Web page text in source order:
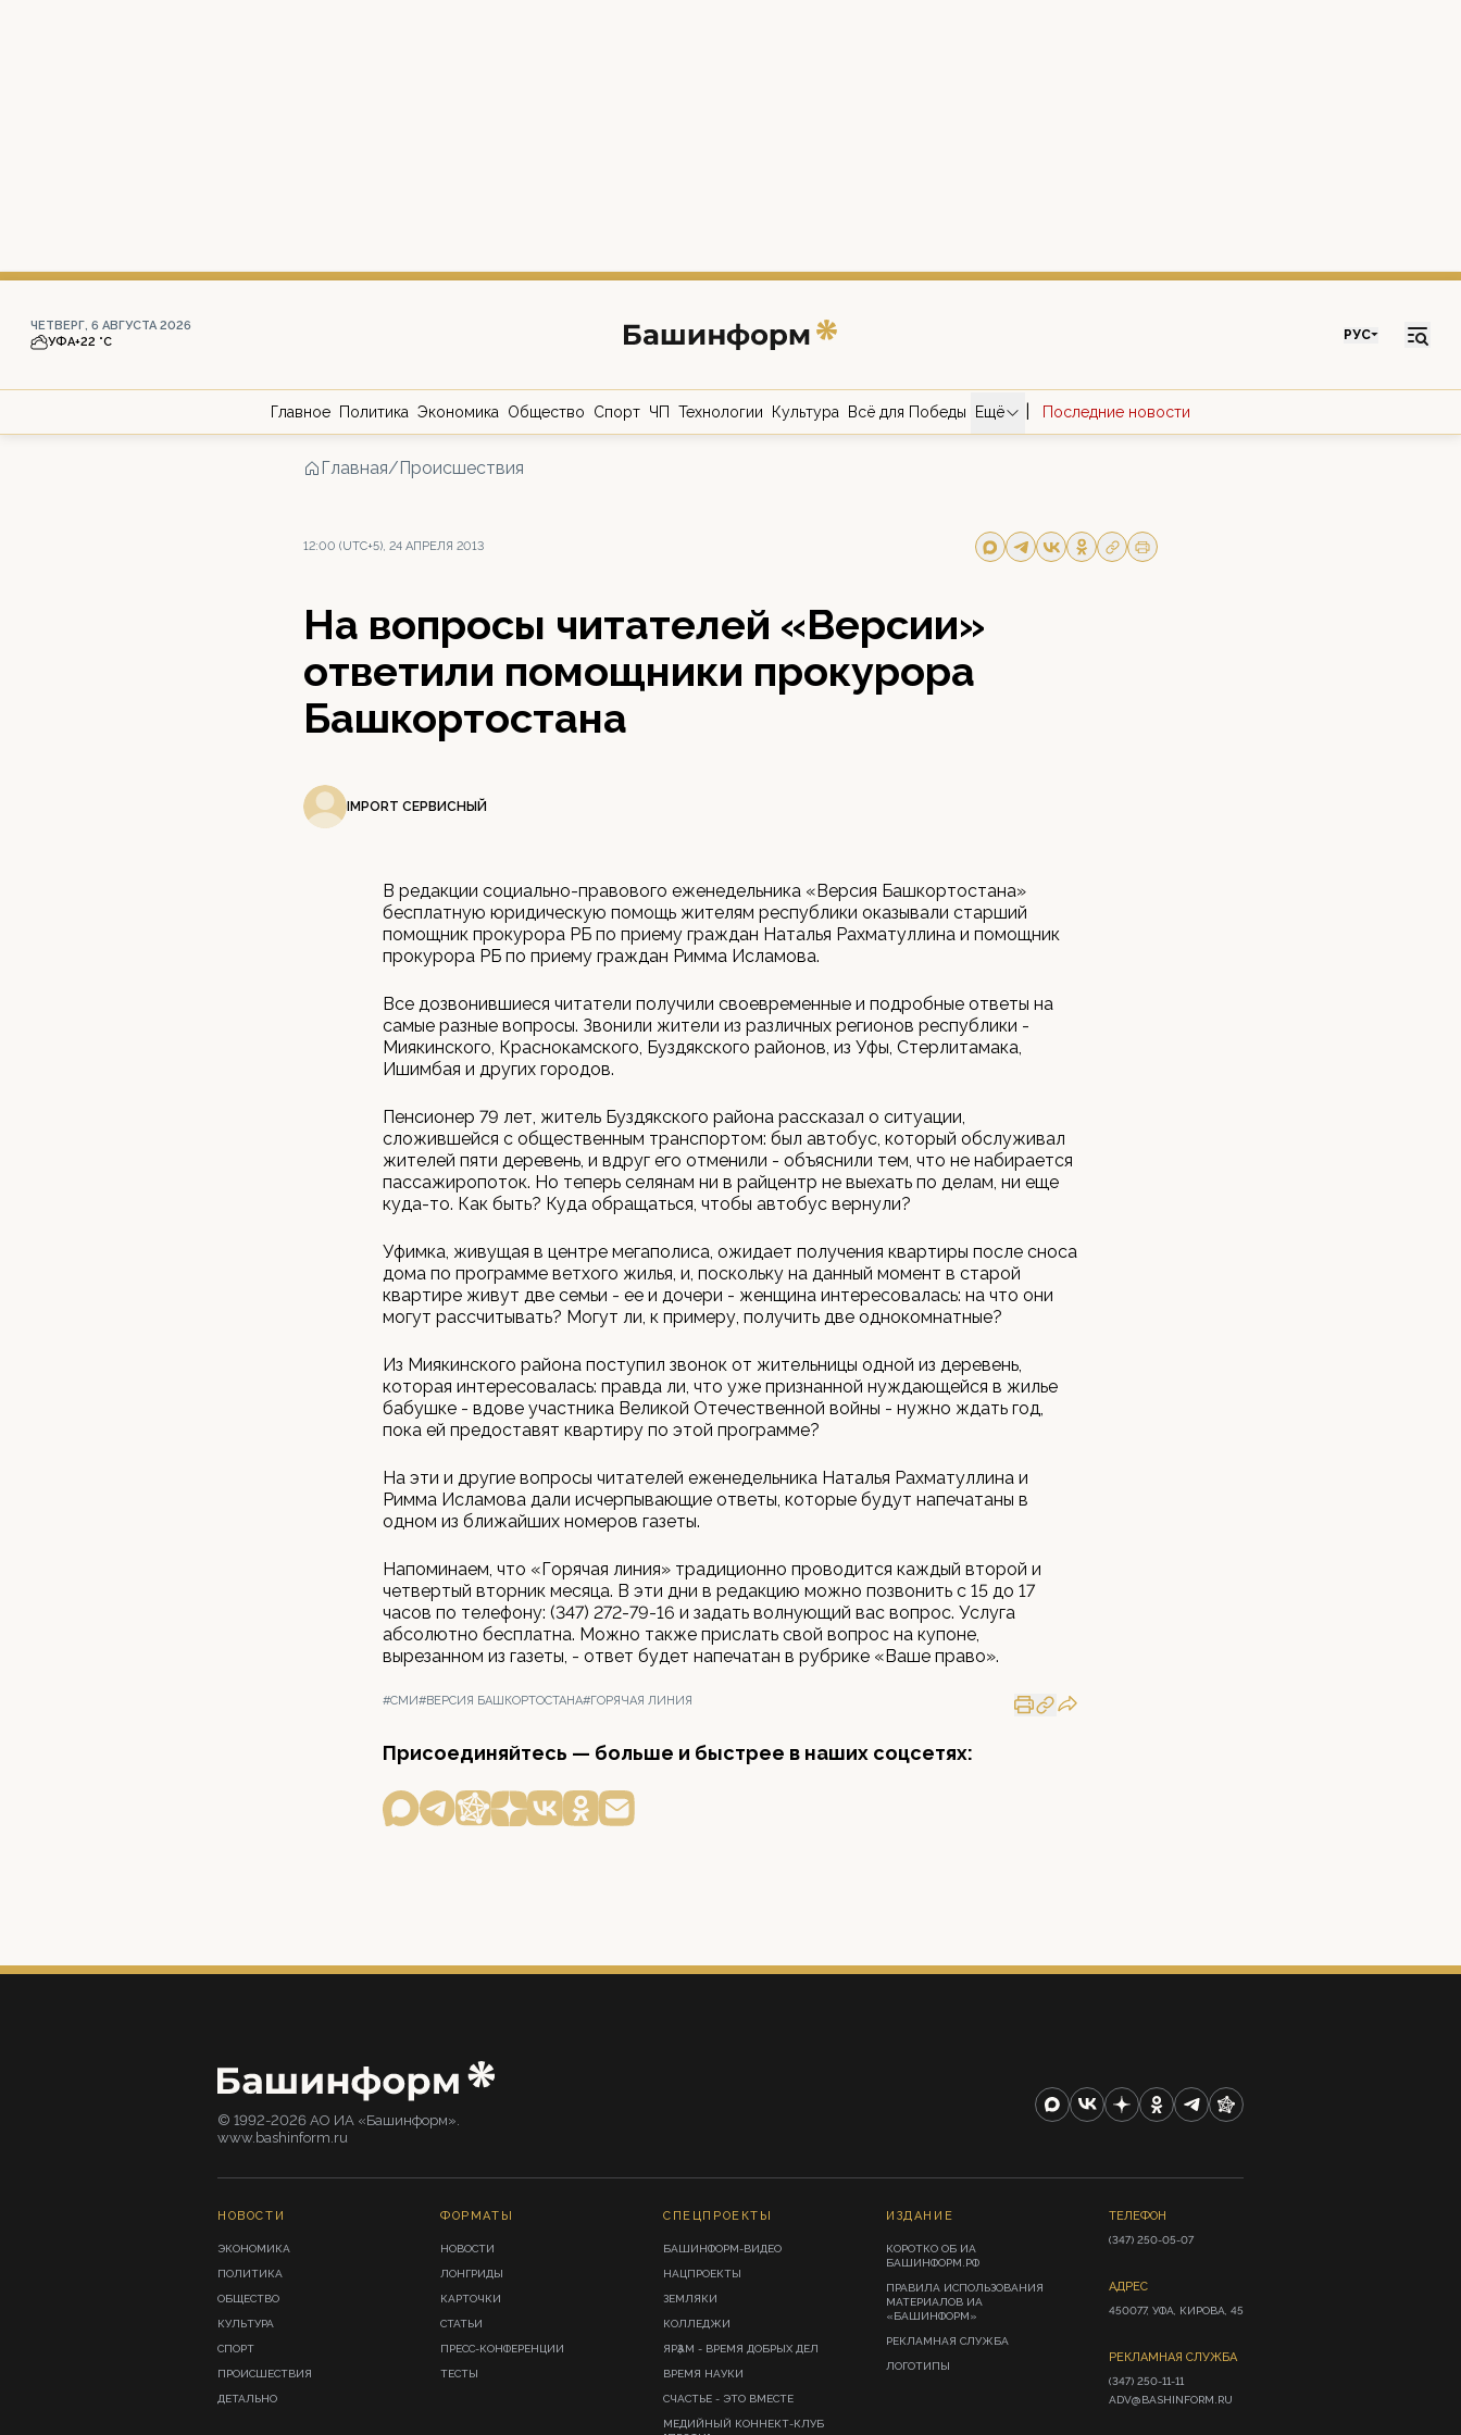
ЧЕТВЕРГ, 6 АВГУСТА 2026
УФА+22 °С РУС
Главное Политика Экономика Общество Спорт ЧП Технологии Культура Всё для Победы Ещё Последние новости
Главная/Происшествия
12:00 (UTC+5), 24 АПРЕЛЯ 2013
На вопросы читателей «Версии»
ответили помощники прокурора
Башкортостана
IMPORT СЕРВИСНЫЙ
В редакции социально-правового еженедельника «Версия Башкортостана»
бесплатную юридическую помощь жителям республики оказывали старший
помощник прокурора РБ по приему граждан Наталья Рахматуллина и помощник
прокурора РБ по приему граждан Римма Исламова.
Все дозвонившиеся читатели получили своевременные и подробные ответы на
самые разные вопросы. Звонили жители из различных регионов республики -
Миякинского, Краснокамского, Буздякского районов, из Уфы, Стерлитамака,
Ишимбая и других городов.
Пенсионер 79 лет, житель Буздякского района рассказал о ситуации,
сложившейся с общественным транспортом: был автобус, который обслуживал
жителей пяти деревень, и вдруг его отменили - объяснили тем, что не набирается
пассажиропоток. Но теперь селянам ни в райцентр не выехать по делам, ни еще
куда-то. Как быть? Куда обращаться, чтобы автобус вернули?
Уфимка, живущая в центре мегаполиса, ожидает получения квартиры после сноса
дома по программе ветхого жилья, и, поскольку на данный момент в старой
квартире живут две семьи - ее и дочери - женщина интересовалась: на что они
могут рассчитывать? Могут ли, к примеру, получить две однокомнатные?
Из Миякинского района поступил звонок от жительницы одной из деревень,
которая интересовалась: правда ли, что уже признанной нуждающейся в жилье
бабушке - вдове участника Великой Отечественной войны - нужно ждать год,
пока ей предоставят квартиру по этой программе?
На эти и другие вопросы читателей еженедельника Наталья Рахматуллина и
Римма Исламова дали исчерпывающие ответы, которые будут напечатаны в
одном из ближайших номеров газеты.
Напоминаем, что «Горячая линия» традиционно проводится каждый второй и
четвертый вторник месяца. В эти дни в редакцию можно позвонить с 15 до 17
часов по телефону: (347) 272-79-16 и задать волнующий вас вопрос. Услуга
абсолютно бесплатна. Можно также прислать свой вопрос на купоне,
вырезанном из газеты, - ответ будет напечатан в рубрике «Ваше право».
#СМИ#ВЕРСИЯ БАШКОРТОСТАНА#ГОРЯЧАЯ ЛИНИЯ
Присоединяйтесь — больше и быстрее в наших соцсетях:
© 1992-2026 АО ИА «Башинформ».
www.bashinform.ru
НОВОСТИ
ЭКОНОМИКА
ПОЛИТИКА
ОБЩЕСТВО
КУЛЬТУРА
СПОРТ
ПРОИСШЕСТВИЯ
ДЕТАЛЬНО
ФОРМАТЫ
НОВОСТИ
ЛОНГРИДЫ
КАРТОЧКИ
СТАТЬИ
ПРЕСС-КОНФЕРЕНЦИИ
ТЕСТЫ
СПЕЦПРОЕКТЫ
БАШИНФОРМ-ВИДЕО
НАЦПРОЕКТЫ
ЗЕМЛЯКИ
КОЛЛЕДЖИ
ЯРҘАМ - ВРЕМЯ ДОБРЫХ ДЕЛ
ВРЕМЯ НАУКИ
СЧАСТЬЕ - ЭТО ВМЕСТЕ
МЕДИЙНЫЙ КОННЕКТ-КЛУБ
ИЗДАНИЕ
КОРОТКО ОБ ИА
БАШИНФОРМ.РФ
ПРАВИЛА ИСПОЛЬЗОВАНИЯ
МАТЕРИАЛОВ ИА
«БАШИНФОРМ»
РЕКЛАМНАЯ СЛУЖБА
ЛОГОТИПЫ
ТЕЛЕФОН
(347) 250-05-07
АДРЕС
450077, УФА, КИРОВА, 45
РЕКЛАМНАЯ СЛУЖБА
(347) 250-11-11
ADV@BASHINFORM.RU